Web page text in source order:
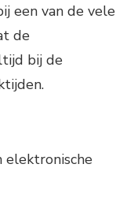
een van de vele
de
bij de
elektronische